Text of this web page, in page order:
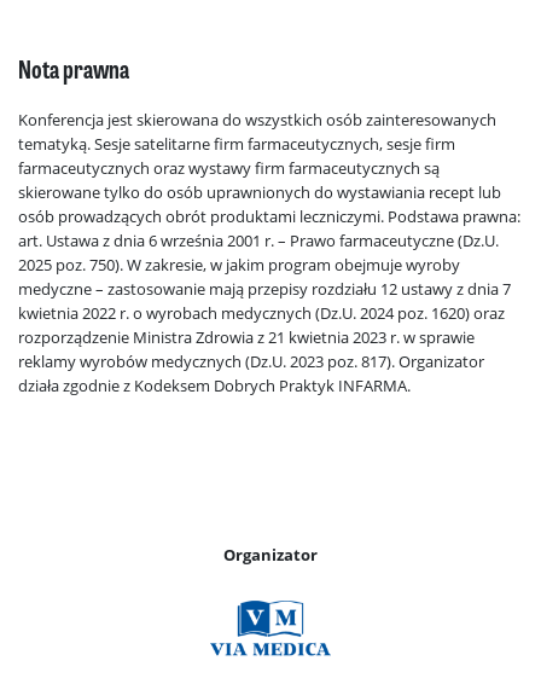
Nota prawna
Konferencja jest skierowana do wszystkich osób zainteresowanych
tematyką. Sesje satelitarne firm farmaceutycznych, sesje firm
farmaceutycznych oraz wystawy firm farmaceutycznych są
skierowane tylko do osób uprawnionych do wystawiania recept lub
osób prowadzących obrót produktami leczniczymi. Podstawa prawna:
art. Ustawa z dnia 6 września 2001 r. – Prawo farmaceutyczne (Dz.U.
2025 poz. 750). W zakresie, w jakim program obejmuje wyroby
medyczne – zastosowanie mają przepisy rozdziału 12 ustawy z dnia 7
kwietnia 2022 r. o wyrobach medycznych (Dz.U. 2024 poz. 1620) oraz
rozporządzenie Ministra Zdrowia z 21 kwietnia 2023 r. w sprawie
reklamy wyrobów medycznych (Dz.U. 2023 poz. 817). Organizator
działa zgodnie z Kodeksem Dobrych Praktyk INFARMA.
Organizator